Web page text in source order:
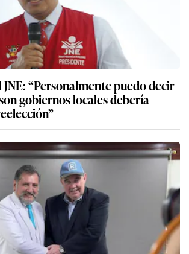
“Personalmente puedo decir
gobiernos locales debería